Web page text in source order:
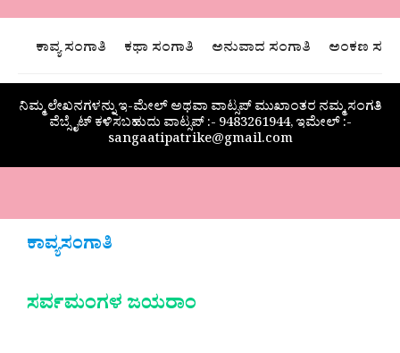
ಕಾವ್ಯ ಸಂಗಾತಿ ಕಥಾ ಸಂಗಾತಿ ಅನುವಾದ ಸಂಗಾತಿ ಅಂಕಣ
ನಿಮ್ಮ ಲೇಖನಗಳನ್ನು ಇ-ಮೇಲ್ ಅಥವಾ ವಾಟ್ಸಪ್ ಮುಖಾಂತರ ನಮ್ಮ ಸಂಗತಿ
ವೆಬ್ಸೈಟ್ ಕಳಿಸಬಹುದು ವಾಟ್ಸಪ್‌ :- 9483261944, ಇಮೇಲ್ :-
sangaatipatrike@gmail.com
ಕಾವ್ಯಸಂಗಾತಿ
ಸರ್ವಮಂಗಳ ಜಯರಾಂ